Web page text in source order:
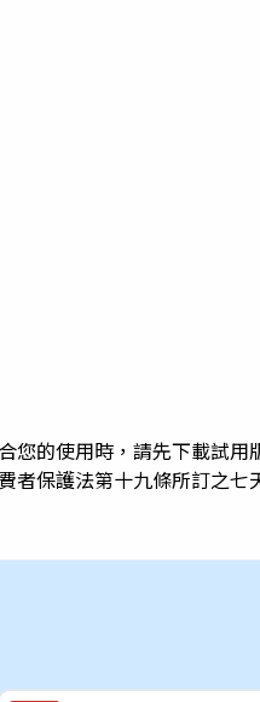
的使用時，請先下載試用
保護法第十九條所訂之七